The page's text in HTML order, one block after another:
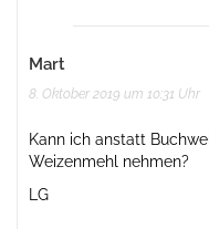
Mart
8. Oktober 2019 um 10:31 Uhr
Kann ich anstatt
Weizenmehl nehmen?
LG